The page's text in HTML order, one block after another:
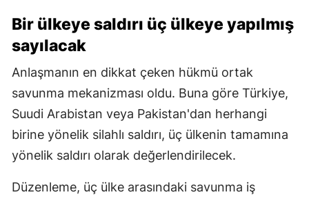
Bir ülkeye saldırı üç ülkeye yapılmış
sayılacak
Anlaşmanın en dikkat çeken hükmü ortak
savunma mekanizması oldu. Buna göre Türkiye,
Suudi Arabistan veya Pakistan'dan herhangi
birine yönelik silahlı saldırı, üç ülkenin tamamına
yönelik saldırı olarak değerlendirilecek.
Düzenleme, üç ülke arasındaki savunma iş